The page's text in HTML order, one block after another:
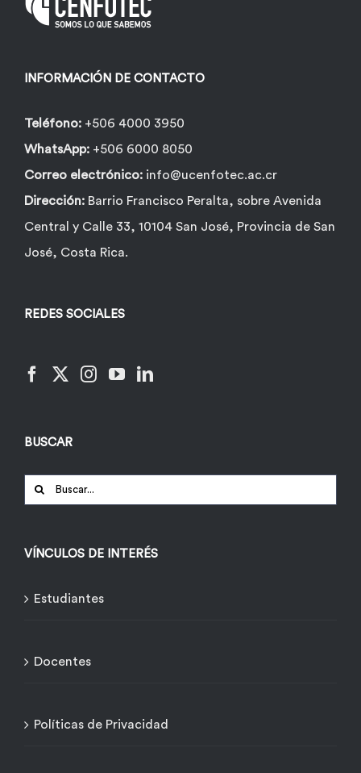
elegir
de
producto
INFORMACIÓN DE CONTACTO
Teléfono: +506 4000 3950
WhatsApp: +506 6000 8050
Correo electrónico: info@ucenfotec.ac.cr
Dirección: Barrio Francisco Peralta, sobre Avenida
Central y Calle 33, 10104 San José, Provincia de San
José, Costa Rica.
REDES SOCIALES
BUSCAR
Buscar:
VÍNCULOS DE INTERÉS
Estudiantes
Docentes
Políticas de Privacidad